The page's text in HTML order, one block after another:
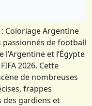
Coloriage Argentine
passionnés de football
et l’Égypte
2026. Cette
de nombreuses
frappes
des gardiens et